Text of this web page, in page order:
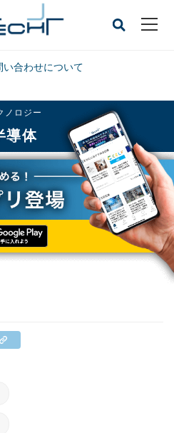
合わせについて
ノロジー
導体
日本での拠点設立を誘致
のimecを視察、日本で